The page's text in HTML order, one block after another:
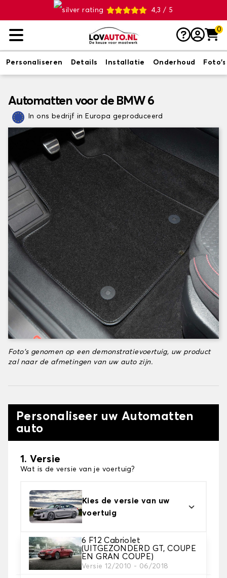
4,3 / 5
0
Personaliseren Details Installatie Onderhoud Foto's
Automatten voor de BMW 6
In ons bedrijf in Europa geproduceerd
Foto's genomen op een demonstratievoertuig, uw product
zal naar de afmetingen van uw auto zijn.
Personaliseer uw Automatten
auto
1. Versie
Wat is de versie van je voertuig?
Kies de versie van uw
voertuig
6 F12 Cabriolet
(UITGEZONDERD GT, COUPE
EN GRAN COUPE)
Versie 12/2010 - 06/2018
2. Materiaal
Kies het materiaal van uw automatten